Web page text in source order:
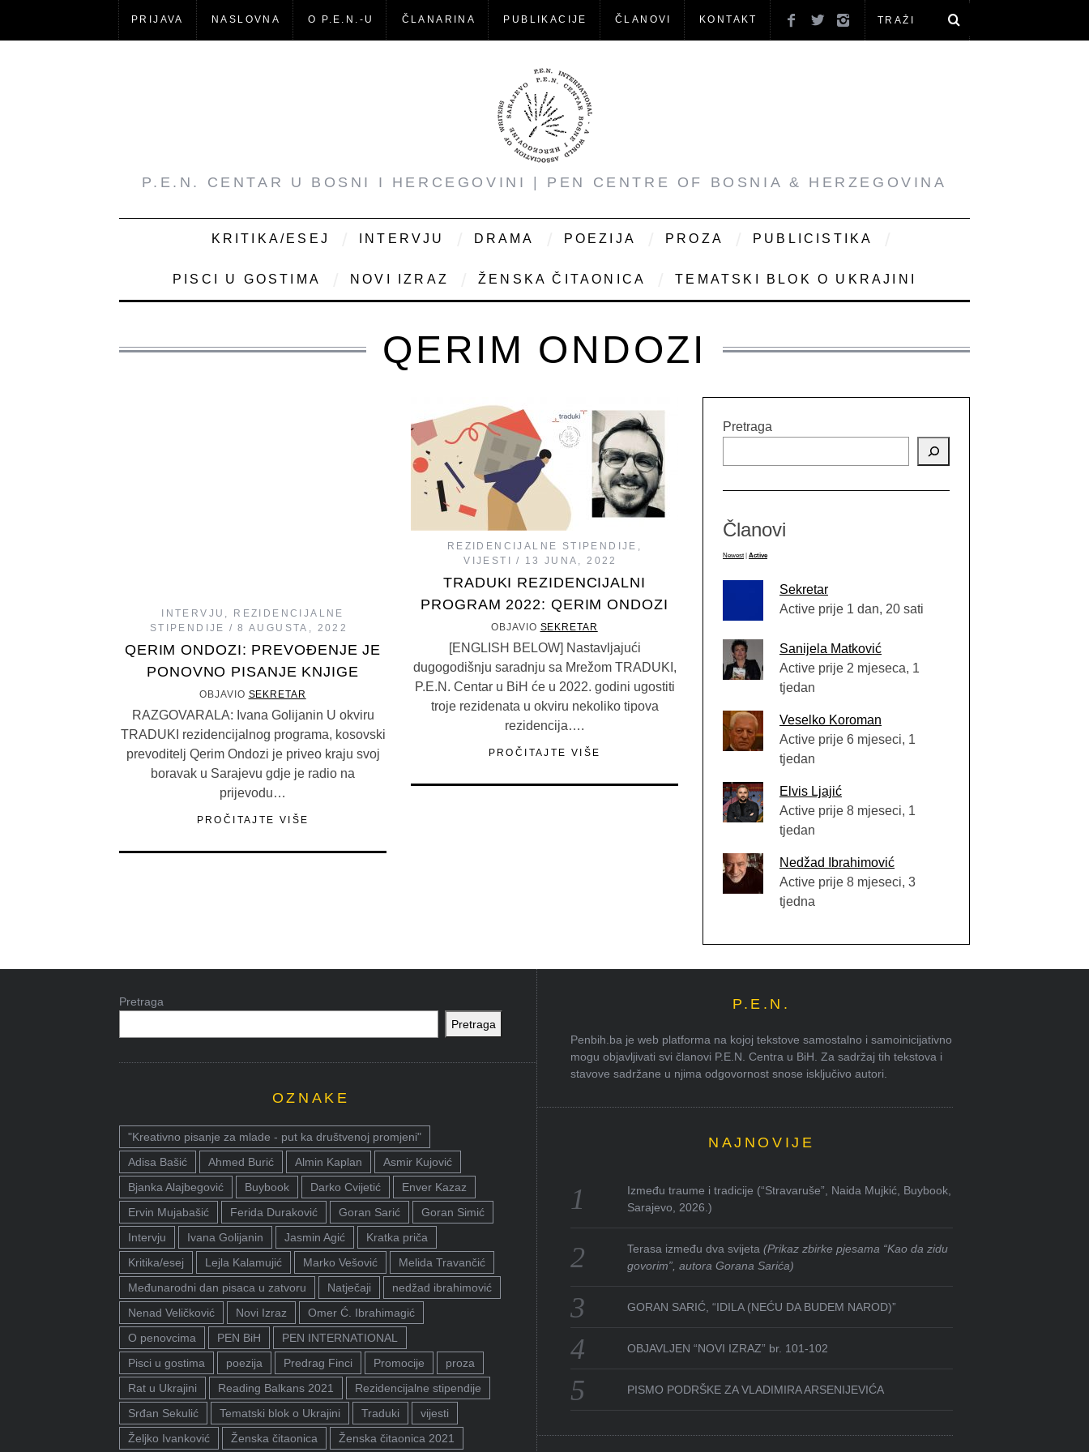
PRIJAVA NASLOVNA O P.E.N.-U ČLANARINA PUBLIKACIJE ČLANOVI KONTAKT
P.E.N. CENTAR U BOSNI I HERCEGOVINI | PEN CENTRE OF BOSNIA & HERZEGOVINA
KRITIKA/ESEJ INTERVJU DRAMA POEZIJA PROZA PUBLICISTIKA
PISCI U GOSTIMA NOVI IZRAZ ŽENSKA ČITAONICA TEMATSKI BLOK O UKRAJINI
QERIM ONDOZI
INTERVJU ,
REZIDENCIJALNE
STIPENDIJE
8 AUGUSTA, 2022
QERIM ONDOZI: PREVOĐENJE JE
PONOVNO PISANJE KNJIGE
OBJAVIO SEKRETAR
RAZGOVARALA: Ivana Golijanin U okviru
TRADUKI rezidencijalnog programa, kosovski
prevoditelj Qerim Ondozi je priveo kraju svoj
boravak u Sarajevu gdje je radio na
prijevodu…
PROČITAJTE VIŠE
REZIDENCIJALNE STIPENDIJE ,
VIJESTI
13 JUNA, 2022
TRADUKI REZIDENCIJALNI
PROGRAM 2022: QERIM ONDOZI
OBJAVIO SEKRETAR
[ENGLISH BELOW] Nastavljajući
dugogodišnju saradnju sa Mrežom TRADUKI,
P.E.N. Centar u BiH će u 2022. godini ugostiti
troje rezidenata u okviru nekoliko tipova
rezidencija….
PROČITAJTE VIŠE
Pretraga
Članovi
Newest Active
Sekretar
Active prije 1 dan, 20 sati
Sanijela Matković
Active prije 2 mjeseca, 1
tjedan
Veselko Koroman
Active prije 6 mjeseci, 1
tjedan
Elvis Ljajić
Active prije 8 mjeseci, 1
tjedan
Nedžad Ibrahimović
Active prije 8 mjeseci, 3
tjedna
Pretraga
Pretraga
OZNAKE
"Kreativno pisanje za mlade - put ka društvenoj promjeni"
Adisa Bašić
Ahmed Burić Almin Kaplan
Asmir Kujović
Bjanka Alajbegović
Buybook Darko Cvijetić
Enver Kazaz
Ervin Mujabašić
Ferida Duraković Goran Sarić
Goran Simić
Intervju
Ivana Golijanin Jasmin Agić
Kratka priča
Kritika/esej
Lejla Kalamujić Marko Vešović
Melida Travančić
Međunarodni dan pisaca u zatvoru
Natječaji
nedžad ibrahimović
Nenad Veličković
Novi Izraz
Omer Ć. Ibrahimagić
O penovcima
PEN BiH
PEN INTERNATIONAL
Pisci u gostima
poezija Predrag Finci Promocije
proza
Rat u Ukrajini
Reading Balkans 2021
Rezidencijalne stipendije
Srđan Sekulić
Tematski blok o Ukrajini Traduki
vijesti
Željko Ivanković
Ženska čitaonica Ženska čitaonica 2021
P.E.N.
Penbih.ba je web platforma na kojoj tekstove samostalno i samoinicijativno
mogu objavljivati svi članovi P.E.N. Centra u BiH. Za sadržaj tih tekstova i
stavove sadržane u njima odgovornost snose isključivo autori.
NAJNOVIJE
Između traume i tradicije (“Stravaruše”, Naida Mujkić, Buybook,
Sarajevo, 2026.)
Terasa između dva svijeta(Prikaz zbirke pjesama “Kao da zidu
govorim”, autora Gorana Sarića)
GORAN SARIĆ, “IDILA (NEĆU DA BUDEM NAROD)”
OBJAVLJEN “NOVI IZRAZ” br. 101-102
PISMO PODRŠKE ZA VLADIMIRA ARSENIJEVIĆA